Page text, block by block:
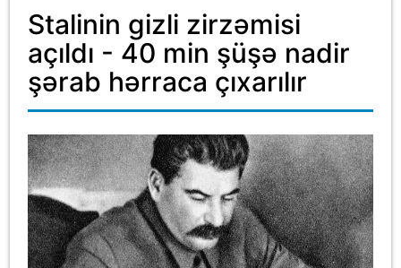
Stalinin gizli zirzəmisi
açıldı - 40 min şüşə nadir
şərab hərraca çıxarılır